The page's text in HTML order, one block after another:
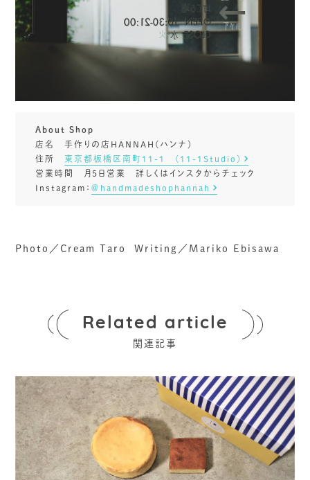
About Shop
店名 手作りの店HANNAH(ハンナ)
住所
東京都板橋区南町11-1 (11-1Studio)
営業時間 月5日営業 詳しくはインスタからチェック
Instagram： ＠handmadeshophannah
Photo／Cream Taro Writing／Mariko Ebisawa
Related article
関連記事